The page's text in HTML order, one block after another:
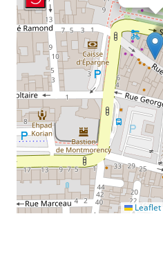
Recenter Map
Leaflet